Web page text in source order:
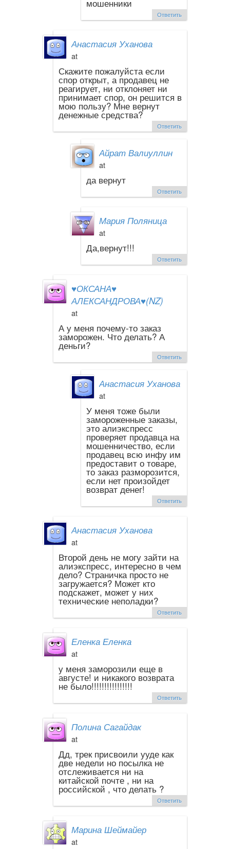
мошенники
Ответить
Анастасия Уханова
at
Скажите пожалуйста если
спор открыт, а продавец не
реагирует, ни отклоняет ни
принимает спор, он решится в
мою пользу? Мне вернут
денежные средства?
Ответить
Айрат Валиуллин
at
да вернут
Ответить
Мария Поляница
at
Да,вернут!!!
Ответить
♥ОКСАНА♥
АЛЕКСАНДРОВА♥(NZ)
at
А у меня почему-то заказ
заморожен. Что делать? А
деньги?
Ответить
Анастасия Уханова
at
У меня тоже были
замороженные заказы,
это алиэкспресс
проверяет продавца на
мошенничество, если
продавец всю инфу им
предоставит о товаре,
то заказ разморозится,
если нет произойдет
возврат денег!
Ответить
Анастасия Уханова
at
Второй день не могу зайти на
алиэкспресс, интересно в чем
дело? Страничка просто не
загружается? Может кто
подскажет, может у них
технические неполадки?
Ответить
Еленка Еленка
at
у меня заморозили еще в
августе! и никакого возврата
не было!!!!!!!!!!!!!!!!
Ответить
Полина Сагайдак
at
Дд, трек присвоили ууде как
две недели но посылка не
отслеживается ни на
китайской почте , ни на
российской , что делать ?
Ответить
Марина Шеймайер
at